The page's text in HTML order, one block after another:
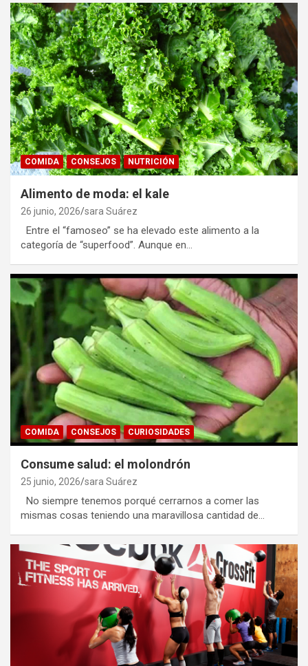
COMIDA CONSEJOS NUTRICIÓN
Alimento de moda: el kale
26 junio, 2026 sara Suárez
Entre el “famoseo” se ha elevado este alimento a la
categoría de “superfood”. Aunque en…
COMIDA CONSEJOS CURIOSIDADES
Consume salud: el molondrón
25 junio, 2026 sara Suárez
No siempre tenemos porqué cerrarnos a comer las
mismas cosas teniendo una maravillosa cantidad de…